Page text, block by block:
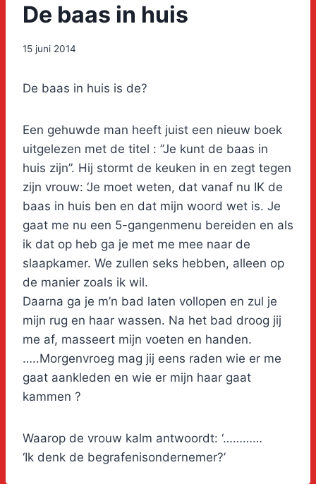
De baas in huis
15 juni 2014
De baas in huis is de?
Een gehuwde man heeft juist een nieuw boek
uitgelezen met de titel : ”Je kunt de baas in
huis zijn”. Hij stormt de keuken in en zegt tegen
zijn vrouw: ‘Je moet weten, dat vanaf nu IK de
baas in huis ben en dat mijn woord wet is. Je
gaat me nu een 5-gangenmenu bereiden en als
ik dat op heb ga je met me mee naar de
slaapkamer. We zullen seks hebben, alleen op
de manier zoals ik wil.
Daarna ga je m’n bad laten vollopen en zul je
mijn rug en haar wassen. Na het bad droog jij
me af, masseert mijn voeten en handen.
…..Morgenvroeg mag jij eens raden wie er me
gaat aankleden en wie er mijn haar gaat
kammen ?
Waarop de vrouw kalm antwoordt: ‘…………
‘Ik denk de begrafenisondernemer?’